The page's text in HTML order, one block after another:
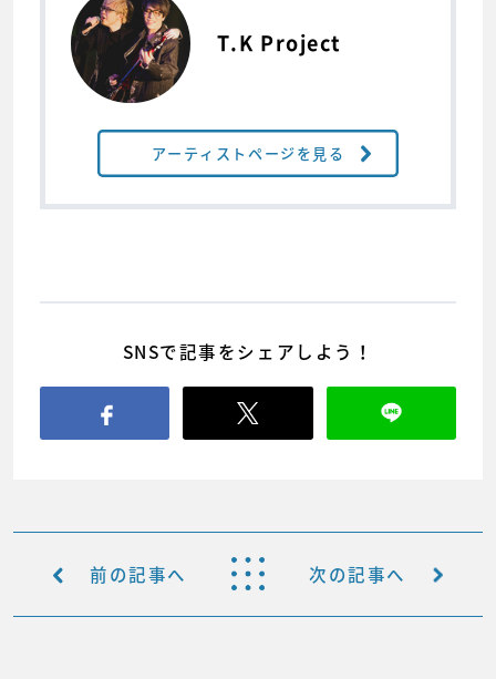
T.K Project
アーティストページを見る
SNSで記事をシェアしよう！
前の記事へ 次の記事へ